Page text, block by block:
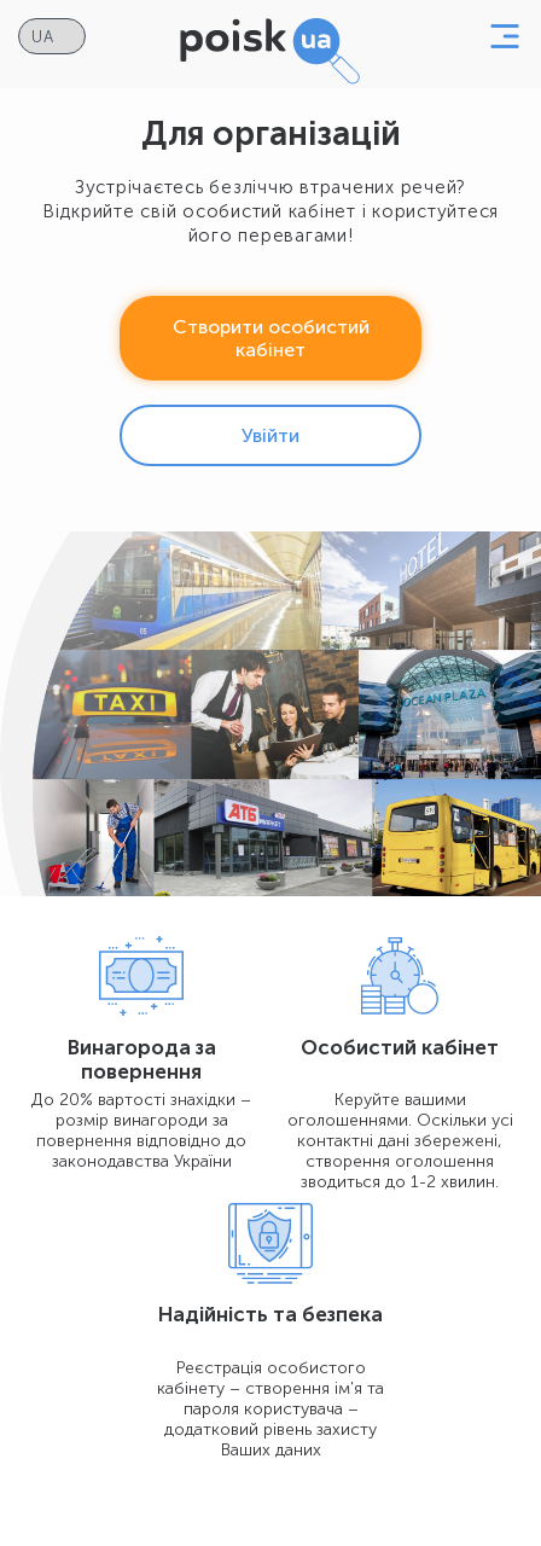
Для організацій
Зустрічаєтесь безліччю втрачених речей?
Відкрийте свій особистий кабінет і користуйтеся
його перевагами!
Створити особистий
кабінет
Увійти
Винагорода за
повернення
До 20% вартості знахідки –
розмір винагороди за
повернення відповідно до
законодавства України
Особистий кабінет
Керуйте вашими
оголошеннями. Оскільки усі
контактні дані збережені,
створення оголошення
зводиться до 1-2 хвилин.
Надійність та безпека
Реєстрація особистого
кабінету – створення ім'я та
пароля користувача –
додатковий рівень захисту
Ваших даних